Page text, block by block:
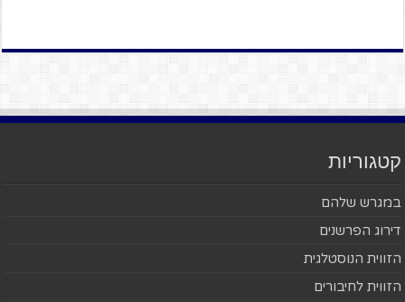
קטגוריות
במגרש שלהם
דירוג הפרשנים
הזווית הנוסטלגית
הזווית לחיבורים